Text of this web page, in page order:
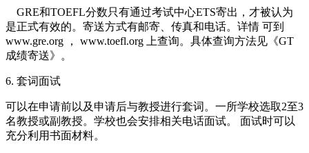
GRE和TOEFL分数只有通过考试中心ETS寄出，才被认为
是正式有效的。寄送方式有邮寄、传真和电话。详情 可到
www.gre.org ， www.toefl.org 上查询。具体查询方法见《GT
成绩寄送》。
6. 套词面试
可以在申请前以及申请后与教授进行套词。一所学校选取2至3
名教授或副教授。学校也会安排相关电话面试。 面试时可以
充分利用书面材料。